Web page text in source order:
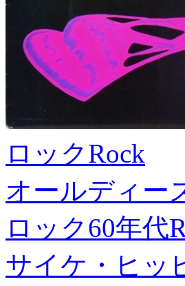
ロックRock
オールディー
ロック60年代
サイケ・ヒッ